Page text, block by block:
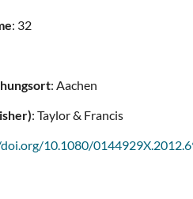
: 32
: Aachen
: Taylor & Francis
10.1080/